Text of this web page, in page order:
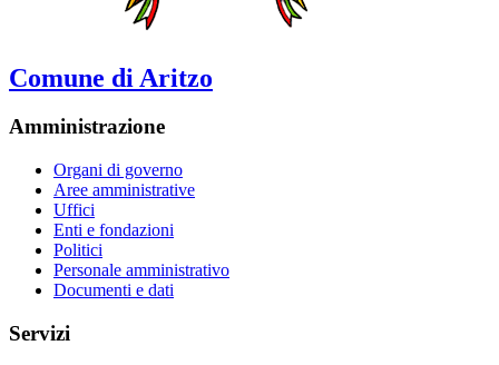
Comune di Aritzo
Amministrazione
Organi di governo
Aree amministrative
Uffici
Enti e fondazioni
Politici
Personale amministrativo
Documenti e dati
Servizi